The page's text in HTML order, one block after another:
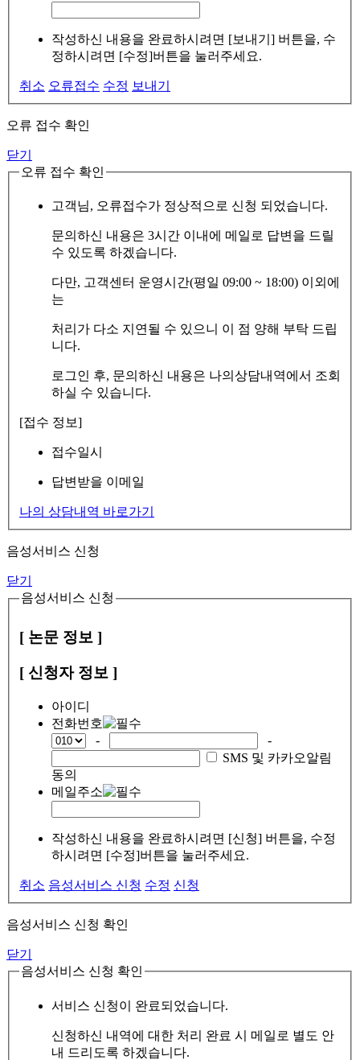
작성하신 내용을 완료하시려면 [보내기] 버튼을, 수
정하시려면 [수정]버튼을 눌러주세요.
취소 오류접수 수정 보내기
오류 접수 확인
닫기
오류 접수 확인
고객님, 오류접수가 정상적으로 신청 되었습니다.
문의하신 내용은 3시간 이내에 메일로 답변을 드릴
수 있도록 하겠습니다.
다만, 고객센터 운영시간(평일 09:00 ~ 18:00) 이외에
는
처리가 다소 지연될 수 있으니 이 점 양해 부탁 드립
니다.
로그인 후, 문의하신 내용은 나의상담내역에서 조회
하실 수 있습니다.
[접수 정보]
접수일시
답변받을 이메일
나의 상담내역 바로가기
음성서비스 신청
닫기
음성서비스 신청
[ 논문 정보 ]
[ 신청자 정보 ]
아이디
전화번호
-
-
SMS 및 카카오알림
동의
메일주소
작성하신 내용을 완료하시려면 [신청] 버튼을, 수정
하시려면 [수정]버튼을 눌러주세요.
취소 음성서비스 신청 수정 신청
음성서비스 신청 확인
닫기
음성서비스 신청 확인
서비스 신청이 완료되었습니다.
신청하신 내역에 대한 처리 완료 시 메일로 별도 안
내 드리도록 하겠습니다.